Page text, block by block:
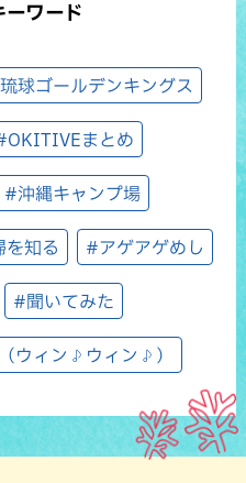
ワード
球ゴールデンキングス
まとめ
#沖縄キャンプ場
を知る #アゲアゲめし
#聞いてみた
ウィン♪ウィン♪）